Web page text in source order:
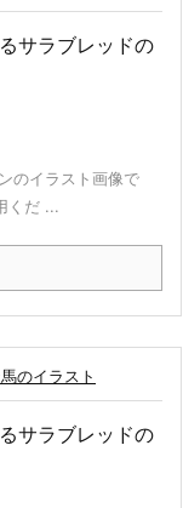
サラブレッドの
のイラスト画像で
くだ ...
のイラスト
サラブレッドの